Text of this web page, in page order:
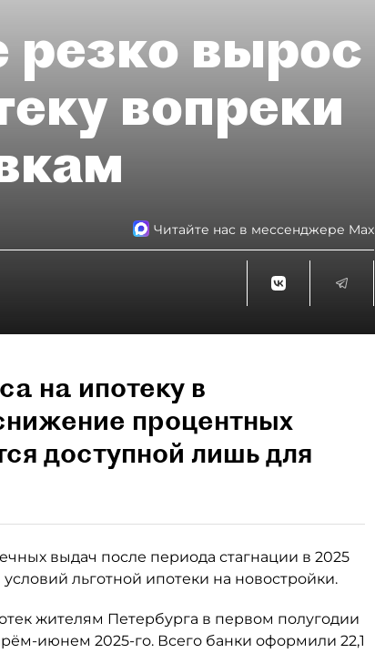
резко вырос
вопреки
Читайте нас в мессенджере Max
на ипотеку в
процентных
доступной лишь для
выдач после периода стагнации в 2025
льготной ипотеки на новостройки.
жителям Петербурга в первом полугодии
июнем 2025-го. Всего банки оформили 22,1